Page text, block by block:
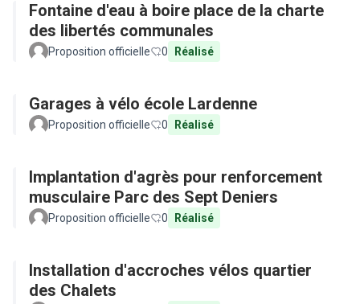
Fontaine d'eau à boire place de la charte
des libertés communales
Proposition officielle 0 Réalisé
Garages à vélo école Lardenne
Proposition officielle 0 Réalisé
Implantation d'agrès pour renforcement
musculaire Parc des Sept Deniers
Proposition officielle 0 Réalisé
Installation d'accroches vélos quartier
des Chalets